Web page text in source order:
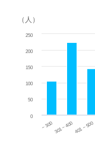
（人）
~ 300 301 ~ 400 401 ~ 500
0
50
100
150
200
250